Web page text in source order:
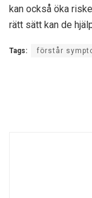
kan också öka
rätt sätt kan de
Tags: förstår